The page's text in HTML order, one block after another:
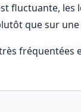
fluctuante, les
que sur
fréquentées